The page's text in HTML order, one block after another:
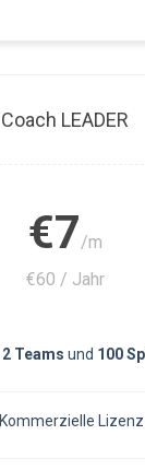
Coach LEADER
€7/m
€60 / Jahr
2 Teams und 100
Kommerzielle